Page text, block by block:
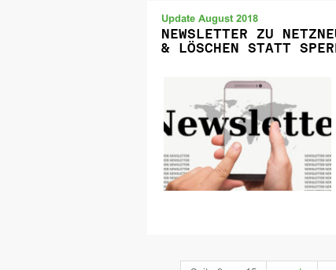
Update August 2018
NEWSLETTER ZU
& LÖSCHEN STATT